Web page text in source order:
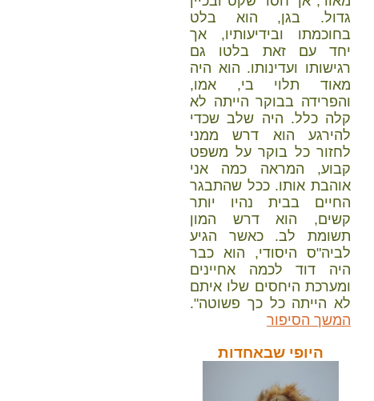
גדול. בגן, הוא בלט
בחוכמתו ובידיעותיו, אך
יחד עם זאת בלטו גם
רגישותו ועדינותו. הוא היה
מאוד תלוי בי, אמו,
והפרידה בבוקר הייתה לא
קלה כלל. היה שלב שכדי
להירגע הוא דרש ממני
לחזור כל בוקר על משפט
קבוע, המראה כמה אני
אוהבת אותו. ככל שהתבגר
החיים בבית נהיו יותר
קשים, הוא דרש המון
תשומת לב. כאשר הגיע
לביה"ס היסודי, הוא כבר
היה דוד לכמה אחיינים
ומערכת היחסים שלו איתם
לא הייתה כל כך פשוטה".
המשך הסיפור
היופי שבאחדות